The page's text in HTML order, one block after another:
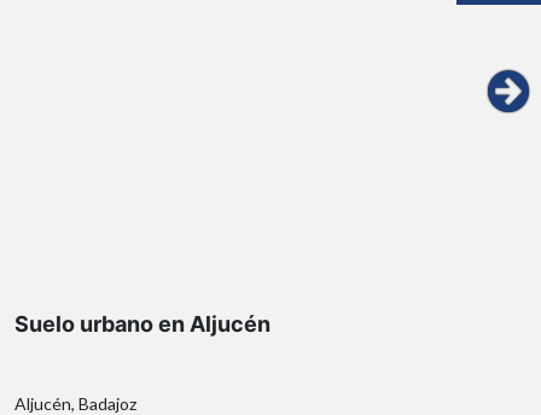
Suelo urbano en Aljucén
Aljucén, Badajoz